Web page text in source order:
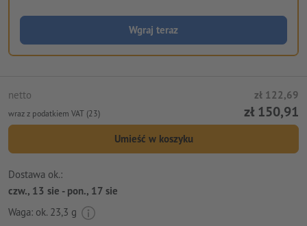
Wgraj teraz
netto zł 122,69
wraz z podatkiem VAT (23) zł 150,91
Umieść w koszyku
Dostawa ok.:
czw., 13 sie - pon., 17 sie
Waga: ok. 23,3 g